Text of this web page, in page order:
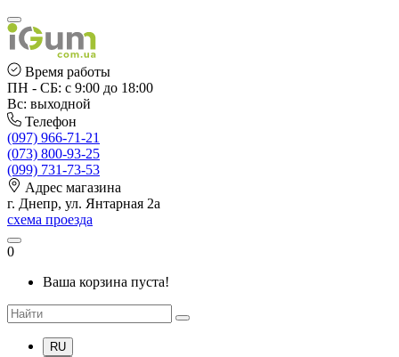
Время работы
ПН - СБ: с 9:00 до 18:00
Вс: выходной
Телефон
(097) 966-71-21
(073) 800-93-25
(099) 731-73-53
Адрес магазина
г. Днепр, ул. Янтарная 2а
схема проезда
0
Ваша корзина пуста!
RU